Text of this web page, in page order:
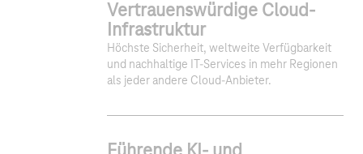
Vertrauenswürdige Cloud-
Infrastruktur
Höchste Sicherheit, weltweite Verfügbarkeit
und nachhaltige IT-Services in mehr Regionen
als jeder andere Cloud-Anbieter.